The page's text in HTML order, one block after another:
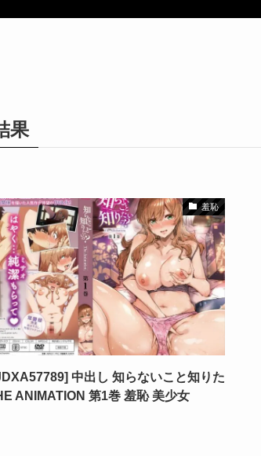
果
羞恥
中出し 知らないこと知りた
ANIMATION 第1巻 羞恥 美少女